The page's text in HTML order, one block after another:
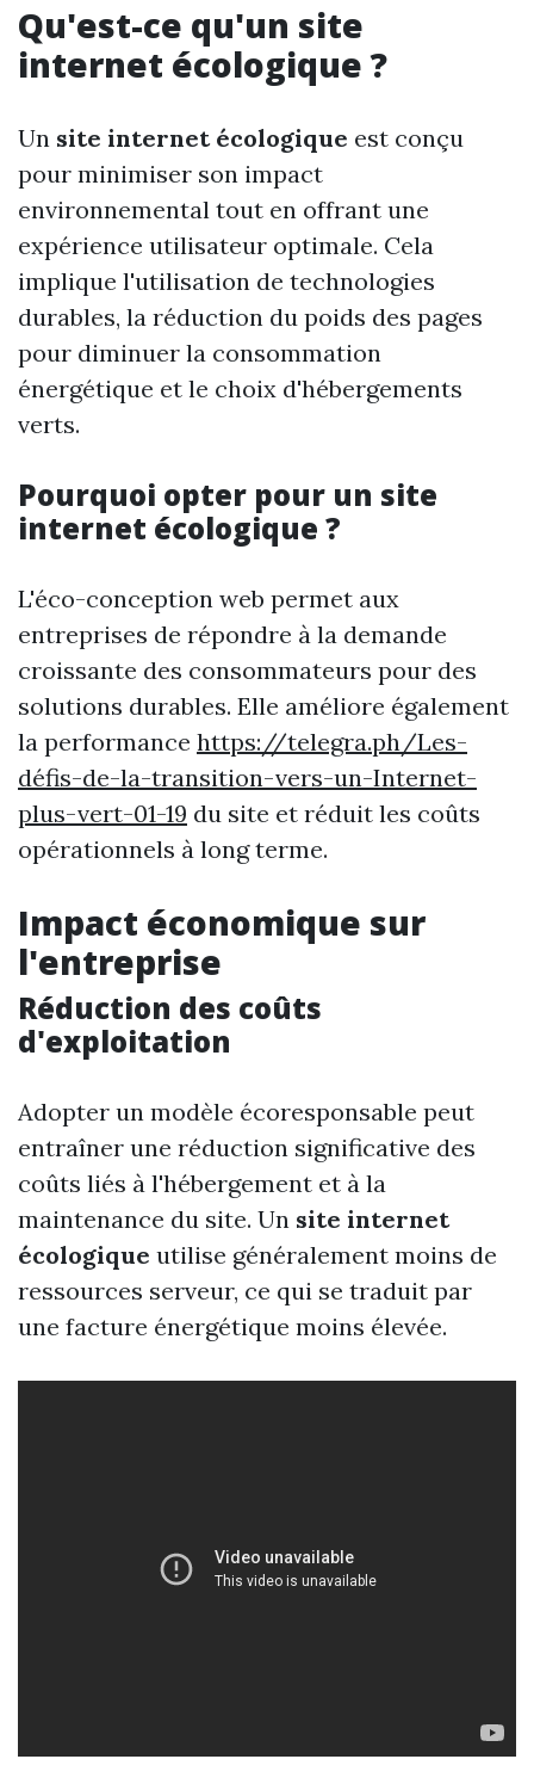
Qu'est-ce qu'un site
internet écologique ?
Un site internet écologique est conçu
pour minimiser son impact
environnemental tout en offrant une
expérience utilisateur optimale. Cela
implique l'utilisation de technologies
durables, la réduction du poids des pages
pour diminuer la consommation
énergétique et le choix d'hébergements
verts.
Pourquoi opter pour un site
internet écologique ?
L'éco-conception web permet aux
entreprises de répondre à la demande
croissante des consommateurs pour des
solutions durables. Elle améliore également
la performance https://telegra.ph/Les-
défis-de-la-transition-vers-un-Internet-
plus-vert-01-19 du site et réduit les coûts
opérationnels à long terme.
Impact économique sur
l'entreprise
Réduction des coûts
d'exploitation
Adopter un modèle écoresponsable peut
entraîner une réduction significative des
coûts liés à l'hébergement et à la
maintenance du site. Un site internet
écologique utilise généralement moins de
ressources serveur, ce qui se traduit par
une facture énergétique moins élevée.